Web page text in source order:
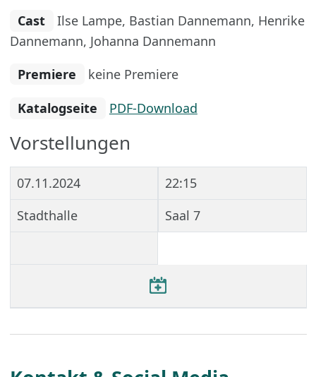
Cast
Ilse Lampe, Bastian Dannemann, Henrike
Dannemann, Johanna Dannemann
Premiere
keine Premiere
Katalogseite PDF-Download
Vorstellungen
07.11.2024
22:15
Stadthalle
Saal 7